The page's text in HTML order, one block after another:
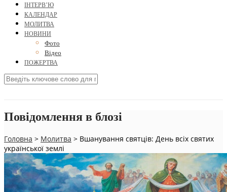
ІНТЕРВ’Ю
КАЛЕНДАР
МОЛИТВА
НОВИНИ
Фото
Відео
ПОЖЕРТВА
Повідомлення в блозі
Головна > Молитва > Вшанування святців: День всіх святих
української землі